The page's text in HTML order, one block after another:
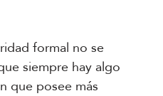
formal no se
siempre hay algo
que posee más